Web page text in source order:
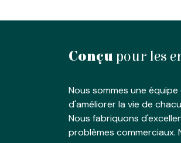
Conçupour les
Nous sommes une
d'améliorer la vie de
Nous fabriquons
problèmes